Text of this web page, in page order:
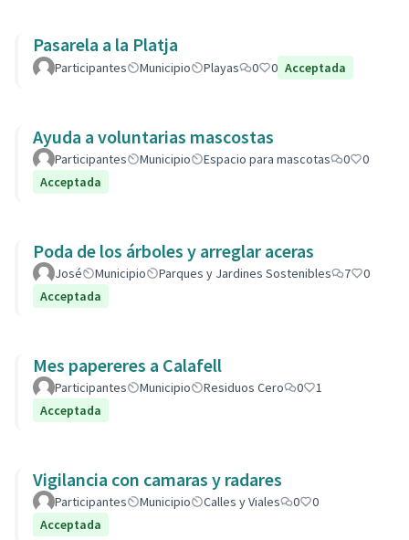
Pasarela a la Platja
Participantes Municipio Playas 0 0 Acceptada
Ayuda a voluntarias mascostas
Participantes Municipio Espacio para mascotas 0
0
Acceptada
Poda de los árboles y arreglar aceras
José Municipio Parques y Jardines Sostenibles 7
0
Acceptada
Mes papereres a Calafell
Participantes Municipio Residuos Cero 0
1
Acceptada
Vigilancia con camaras y radares
Participantes Municipio Calles y Viales 0
0
Acceptada